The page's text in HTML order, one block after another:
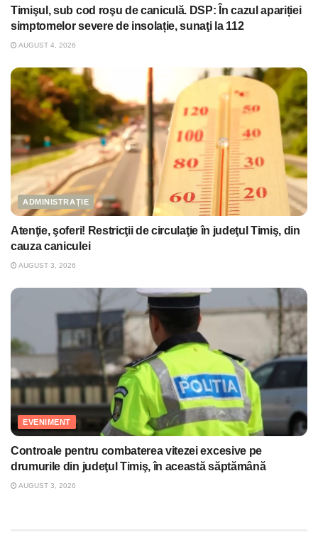
Timişul, sub cod roşu de caniculă. DSP: În cazul apariției
simptomelor severe de insolație, sunaţi la 112
AUGUST 4, 2026
ADMINISTRAȚIE
Atenţie, şoferi! Restricţii de circulaţie în judeţul Timiş, din
cauza caniculei
AUGUST 3, 2026
EVENIMENT
Controale pentru combaterea vitezei excesive pe
drumurile din judeţul Timiş, în această săptămână
AUGUST 3, 2026